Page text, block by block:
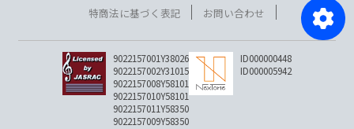
特商法に基づく表記
お問い合わせ
9022157001Y38026
9022157002Y31015
9022157008Y58101
9022157010Y58101
9022157011Y58350
9022157009Y58350
ID000000448
ID000005942